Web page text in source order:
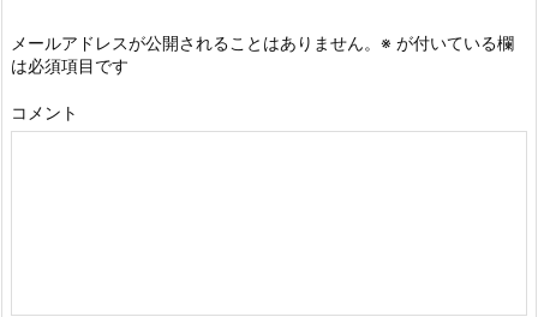
メールアドレスが公開されることはありません。 ※ が付いている欄
は必須項目です
コメント